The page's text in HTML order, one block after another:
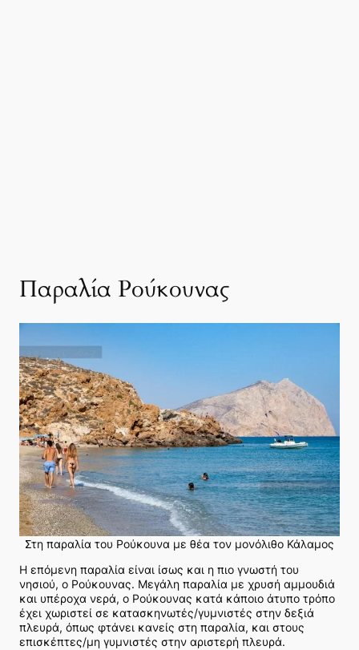
Παραλία Ρούκουνας
Στη παραλία του Ρούκουνα με θέα τον μονόλιθο Κάλαμος
Η επόμενη παραλία είναι ίσως και η πιο γνωστή του
νησιού, ο Ρούκουνας. Μεγάλη παραλία με χρυσή αμμουδιά
και υπέροχα νερά, ο Ρούκουνας κατά κάποιο άτυπο τρόπο
έχει χωριστεί σε κατασκηνωτές/γυμνιστές στην δεξιά
πλευρά, όπως φτάνει κανείς στη παραλία, και στους
επισκέπτες/μη γυμνιστές στην αριστερή πλευρά.